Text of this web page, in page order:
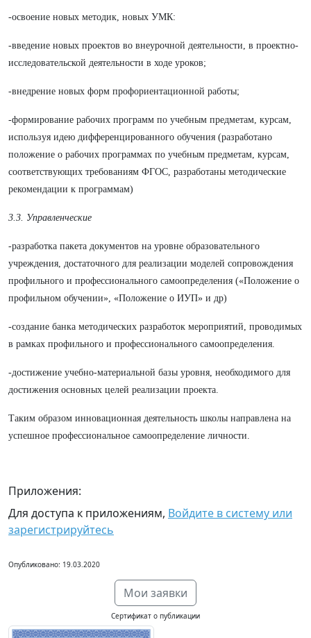
-освоение новых методик, новых УМК:
-введение новых проектов во внеурочной деятельности, в проектно-
исследовательской деятельности в ходе уроков;
-внедрение новых форм профориентационной работы;
-формирование рабочих программ по учебным предметам, курсам,
используя идею дифференцированного обучения (разработано
положение о рабочих программах по учебным предметам, курсам,
соответствующих требованиям ФГОС, разработаны методические
рекомендации к программам)
3.3. Управленческие
-разработка пакета документов на уровне образовательного
учреждения, достаточного для реализации моделей сопровождения
профильного и профессионального самоопределения («Положение о
профильном обучении», «Положение о ИУП» и др)
-создание банка методических разработок мероприятий, проводимых
в рамках профильного и профессионального самоопределения.
-достижение учебно-материальной базы уровня, необходимого для
достижения основных целей реализации проекта.
Таким образом инновационная деятельность школы направлена на
успешное профессиональное самоопределение личности.
Приложения:
Для доступа к приложениям, Войдите в систему или
зарегистрируйтесь
Опубликовано: 19.03.2020
Мои заявки
Сертификат о публикации